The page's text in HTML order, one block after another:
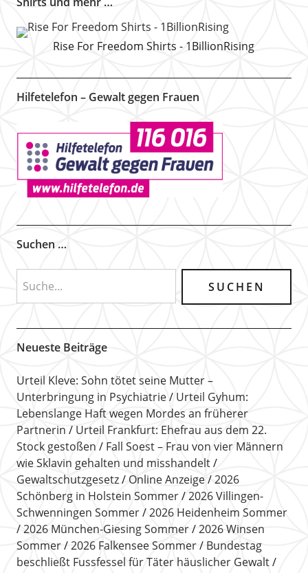
Rise For Freedom Shirts - 1BillionRising
Hilfetelefon – Gewalt gegen Frauen
Suchen …
Neueste Beiträge
Urteil Kleve: Sohn tötet seine Mutter –
Unterbringung in Psychiatrie
Urteil Gyhum:
Lebenslange Haft wegen Mordes an früherer
Partnerin
Urteil Frankfurt: Ehefrau aus dem 22.
Stock gestoßen
Fall Soest – Frau von vier Männern
wie Sklavin gehalten und misshandelt
Gewaltschutzgesetz
Online Anzeige
2026
Schönberg in Holstein Sommer
2026 Villingen-
Schwenningen Sommer
2026 Heidenheim Sommer
2026 München-Giesing Sommer
2026 Winsen
Sommer
2026 Falkensee Sommer
Bundestag
beschließt Fussfessel für Täter häuslicher Gewalt